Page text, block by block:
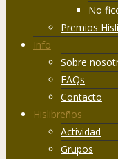
No
Premios
Info
Sobre
FAQs
Contacto
Hislibreños
Actividad
Grupos